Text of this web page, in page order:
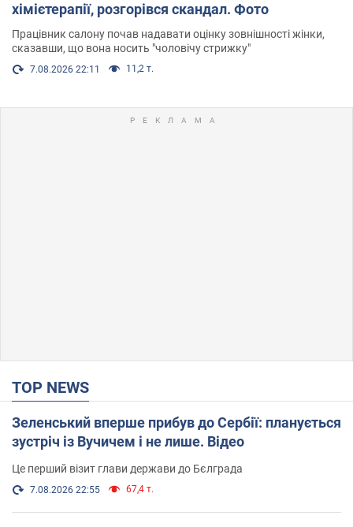
хімієтерапії, розгорівся скандал. Фото
Працівник салону почав надавати оцінку зовнішності жінки,
сказавши, що вона носить "чоловічу стрижку"
7.08.2026 22:11 11,2 т.
TOP NEWS
Зеленський вперше прибув до Сербії: планується
зустріч із Вучичем і не лише. Відео
Це перший візит глави держави до Бєлграда
7.08.2026 22:55 67,4 т.